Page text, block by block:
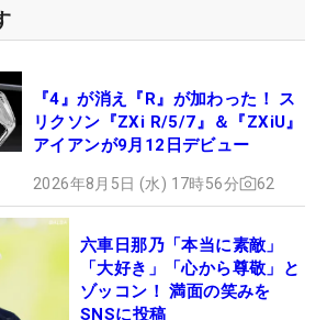
『4』が消え『R』が加わった！ ス
リクソン『ZXi R/5/7』＆『ZXiU』
アイアンが9月12日デビュー
2026年8月5日 (水) 17時56分 62
六車日那乃「本当に素敵」
「大好き」「心から尊敬」と
ゾッコン！ 満面の笑みを
SNSに投稿